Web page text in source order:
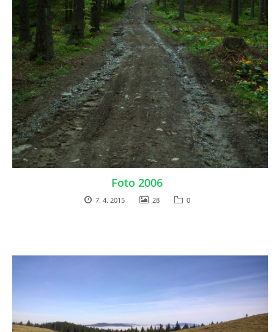
Foto 2006
7. 4. 2015 28 0